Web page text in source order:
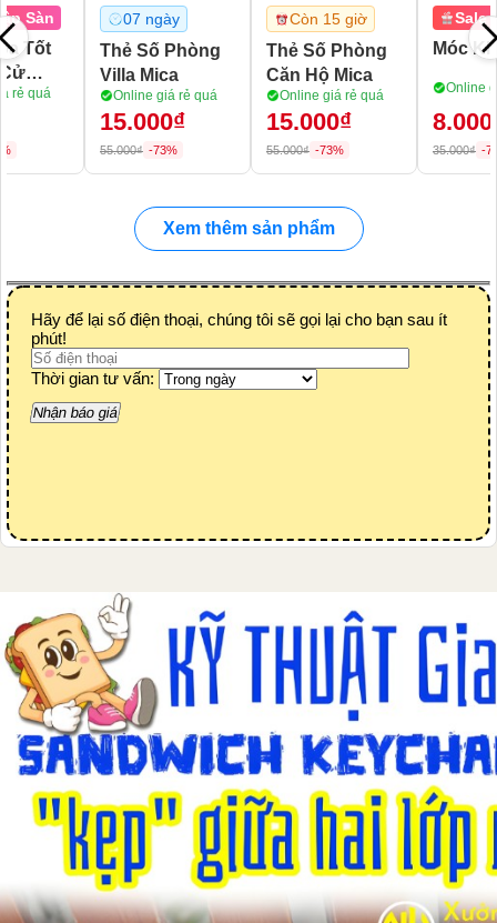
Sale Sập Sàn
Móc Khóa 30/4
Online giá rẻ quá
8.000₫
35.000₫ -76%
07 ngày
Móc Khóa Chibi
Online giá rẻ quá
8.000₫
35.000₫ -76%
Còn 15 giờ
Móc Khóa
Online giá rẻ
8.000₫
35.000₫ -76%
Xem thêm sản phẩm
Hãy để lại số điện thoại, chúng tôi sẽ gọi lại cho bạn sau ít
phút!
Thời gian tư vấn: